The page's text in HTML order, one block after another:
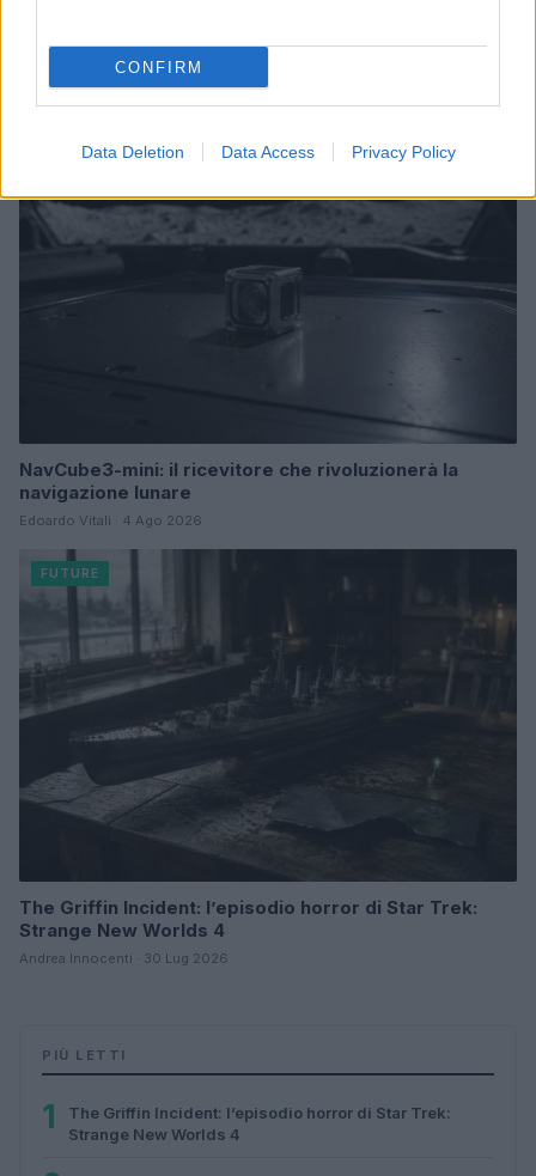
CONFIRM
Data Deletion Data Access Privacy Policy
green e deep tech
Andrea Innocenti · 5 Ago 2026
NavCube3-mini: il ricevitore che rivoluzionerà la
navigazione lunare
Edoardo Vitali · 4 Ago 2026
FUTURE
The Griffin Incident: l’episodio horror di Star Trek:
Strange New Worlds 4
Andrea Innocenti · 30 Lug 2026
PIÙ LETTI
1
The Griffin Incident: l’episodio horror di Star Trek:
Strange New Worlds 4